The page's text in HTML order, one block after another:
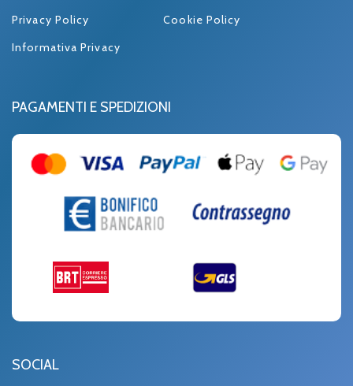
Privacy Policy
Cookie Policy
Informativa Privacy
PAGAMENTI E SPEDIZIONI
SOCIAL